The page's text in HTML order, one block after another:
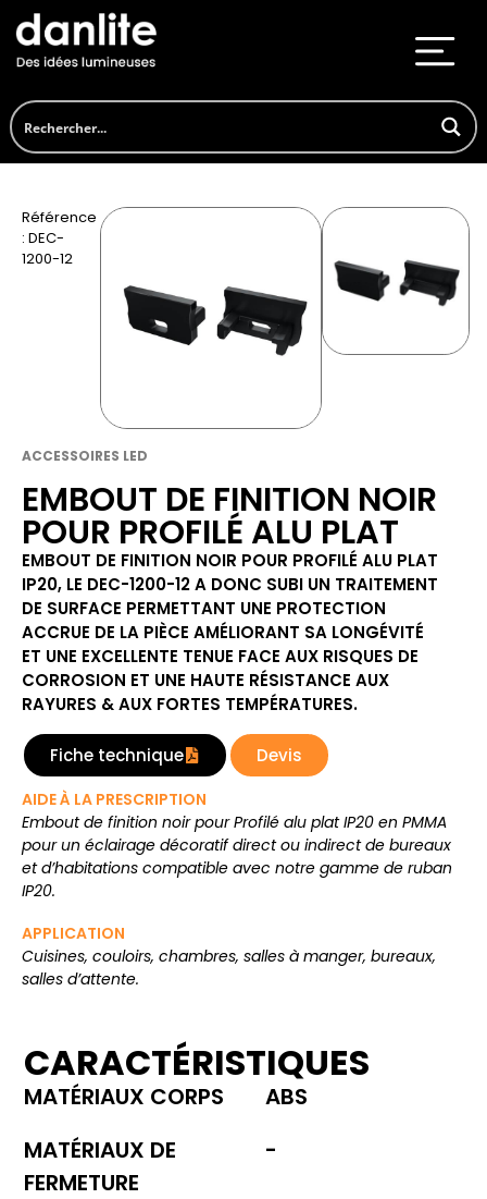
Référence
: DEC-
1200-12
ACCESSOIRES LED
EMBOUT DE FINITION NOIR
POUR PROFILÉ ALU PLAT
EMBOUT DE FINITION NOIR POUR PROFILÉ ALU PLAT
IP20, LE DEC-1200-12 A DONC SUBI UN TRAITEMENT
DE SURFACE PERMETTANT UNE PROTECTION
ACCRUE DE LA PIÈCE AMÉLIORANT SA LONGÉVITÉ
ET UNE EXCELLENTE TENUE FACE AUX RISQUES DE
CORROSION ET UNE HAUTE RÉSISTANCE AUX
RAYURES & AUX FORTES TEMPÉRATURES.
Fiche technique Devis
AIDE À LA PRESCRIPTION
Embout de finition noir pour Profilé alu plat IP20 en PMMA
pour un éclairage décoratif direct ou indirect de bureaux
et d’habitations compatible avec notre gamme de ruban
IP20.
APPLICATION
Cuisines, couloirs, chambres, salles à manger, bureaux,
salles d’attente.
CARACTÉRISTIQUES
MATÉRIAUX CORPS
ABS
MATÉRIAUX DE
FERMETURE
-